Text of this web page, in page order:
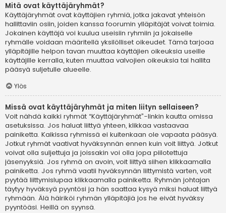
Mitä ovat käyttäjäryhmät?
Käyttäjäryhmät ovat käyttäjien ryhmiä, jotka jakavat yhteisön
hallittaviin osiin, joiden kanssa foorumin ylläpitäjät voivat toimia.
Jokainen käyttäjä voi kuulua useisiin ryhmiin ja jokaiselle
ryhmälle voidaan määritellä yksilölliset oikeudet. Tämä tarjoaa
ylläpitäjille helpon tavan muuttaa käyttäjien oikeuksia useille
käyttäjille kerralla, kuten muuttaa valvojien oikeuksia tai hallita
pääsyä suljetulle alueelle.
Ylös
Missä ovat käyttäjäryhmät ja miten liityn sellaiseen?
Voit nähdä kaikki ryhmät “Käyttäjäryhmät”-linkin kautta omissa
asetuksissa. Jos haluat liittyä yhteen, klikkaa vastaavaa
painiketta. Kaikissa ryhmissä ei kuitenkaan ole vapaata pääsyä.
Jotkut ryhmät vaativat hyväksynnän ennen kuin voit liittyä. Jotkut
voivat olla suljettuja ja joissakin voi olla jopa piilotettuja
jäsenyyksiä. Jos ryhmä on avoin, voit liittyä siihen klikkaamalla
painiketta. Jos ryhmä vaatii hyväksynnän liittymistä varten, voit
pyytää liittymislupaa klikkaamalla painiketta. Ryhmän johtajan
täytyy hyväksyä pyyntösi ja hän saattaa kysyä miksi haluat liittyä
ryhmään. Älä häiriköi ryhmän ylläpitäjiä jos he eivät hyväksy
pyyntöäsi. Heillä on syynsä.